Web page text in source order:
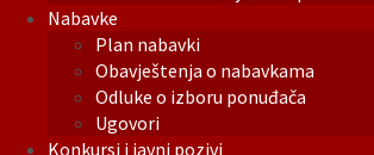
Nabavke
Plan nabavki
Obavještenja o nabavkama
Odluke o izboru ponuđača
Ugovori
Konkursi i javni pozivi